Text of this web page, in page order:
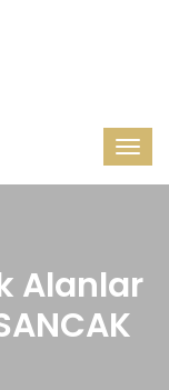
Alanlar